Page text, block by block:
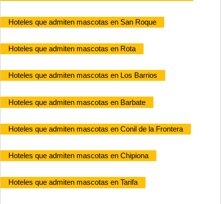
Hoteles que admiten mascotas en San Roque
Hoteles que admiten mascotas en Rota
Hoteles que admiten mascotas en Los Barrios
Hoteles que admiten mascotas en Barbate
Hoteles que admiten mascotas en Conil de la Frontera
Hoteles que admiten mascotas en Chipiona
Hoteles que admiten mascotas en Tarifa